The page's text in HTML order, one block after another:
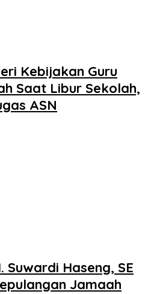
Kebijakan Guru
Saat Libur Sekolah,
ASN
Suwardi Haseng, SE
Jamaah